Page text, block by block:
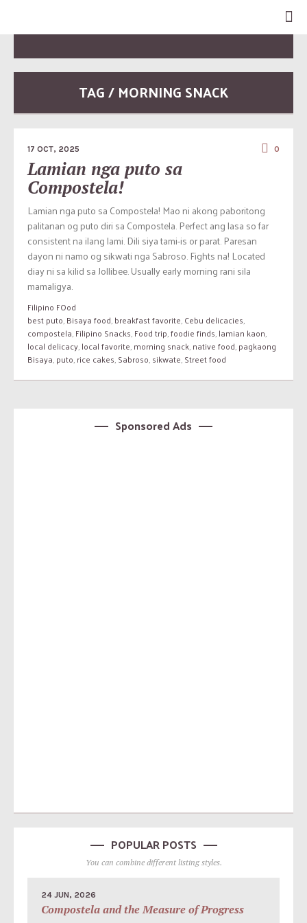
TAG / MORNING SNACK
17 OCT, 2025 0
Lamian nga puto sa
Compostela!
Lamian nga puto sa Compostela! Mao ni akong paboritong
palitanan og puto diri sa Compostela. Perfect ang lasa so far
consistent na ilang lami. Dili siya tami-is or parat. Paresan
dayon ni namo og sikwati nga Sabroso. Fights na! Located
diay ni sa kilid sa Jollibee. Usually early morning rani sila
mamaligya.
Filipino FOod
best puto,Bisaya food,breakfast favorite,Cebu delicacies,
compostela,Filipino Snacks,Food trip,foodie finds,lamian kaon,
local delicacy,local favorite,morning snack,native food,pagkaong
Bisaya,puto,rice cakes,Sabroso,sikwate,Street food
Sponsored Ads
POPULAR POSTS
You can combine different listing styles.
24 JUN, 2026
Compostela and the Measure of Progress